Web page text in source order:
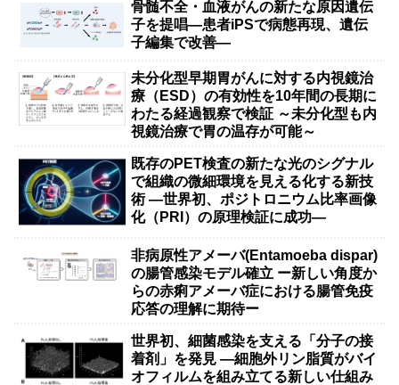
骨髄不全・血液がんの新たな原因遺伝
子を提唱―患者iPSで病態再現、遺伝
子編集で改善―
未分化型早期胃がんに対する内視鏡治
療（ESD）の有効性を10年間の長期に
わたる経過観察で検証 ～未分化型も内
視鏡治療で胃の温存が可能～
既存のPET検査の新たな光のシグナル
で組織の微細環境を見える化する新技
術 ―世界初、ポジトロニウム比率画像
化（PRI）の原理検証に成功―
非病原性アメーバ(Entamoeba dispar)
の腸管感染モデル確立 ー新しい角度か
らの赤痢アメーバ症における腸管免疫
応答の理解に期待ー
世界初、細菌感染を支える「分子の接
着剤」を発見 ―細胞外リン脂質がバイ
オフィルムを組み立てる新しい仕組み